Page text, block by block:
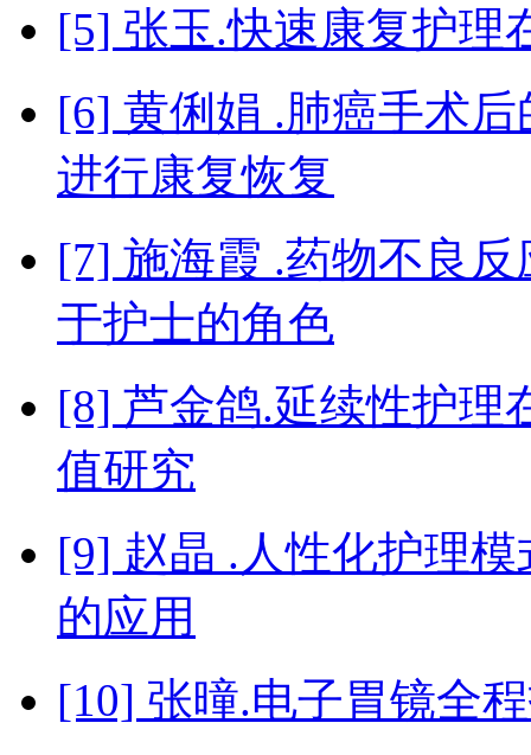
[5] 张玉.快速康复护理
[6] 黄俐娟 .肺癌手术
进行康复恢复
[7] 施海霞 .药物不良
于护士的角色
[8] 芦金鸽.延续性护理
值研究
[9] 赵晶 .人性化护理
的应用
[10] 张曈.电子胃镜全